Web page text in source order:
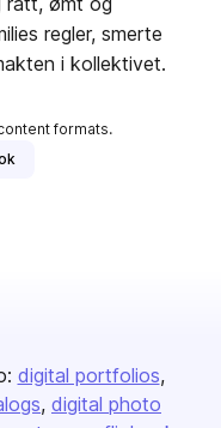
regler, smerte
i kollektivet.
formats.
digital portfolios
digital photo